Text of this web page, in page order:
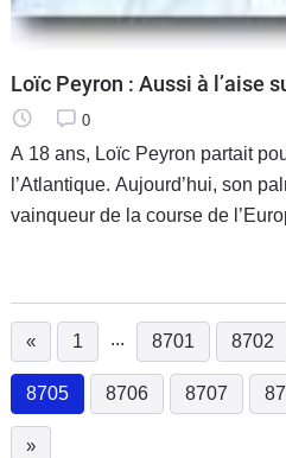
0
A 18 ans, Loïc Peyron partait
l’Atlantique. Aujourd’hui, son
vainqueur de la course de
« 1 ... 8701 8702
8705
(current)
8706 8707
»